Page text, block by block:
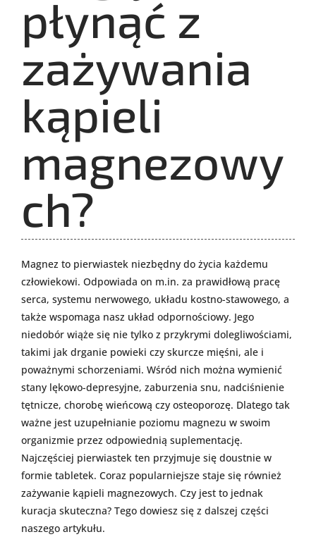
płynąć z
zażywania
kąpieli
magnezowy
ch?
Magnez to pierwiastek niezbędny do życia każdemu
człowiekowi. Odpowiada on m.in. za prawidłową pracę
serca, systemu nerwowego, układu kostno-stawowego, a
także wspomaga nasz układ odpornościowy. Jego
niedobór wiąże się nie tylko z przykrymi dolegliwościami,
takimi jak drganie powieki czy skurcze mięśni, ale i
poważnymi schorzeniami. Wśród nich można wymienić
stany lękowo-depresyjne, zaburzenia snu, nadciśnienie
tętnicze, chorobę wieńcową czy osteoporozę. Dlatego tak
ważne jest uzupełnianie poziomu magnezu w swoim
organizmie przez odpowiednią suplementację.
Najczęściej pierwiastek ten przyjmuje się doustnie w
formie tabletek. Coraz popularniejsze staje się również
zażywanie kąpieli magnezowych. Czy jest to jednak
kuracja skuteczna? Tego dowiesz się z dalszej części
naszego artykułu.